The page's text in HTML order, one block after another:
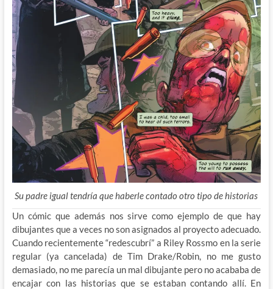
Su padre igual tendría que haberle contado otro tipo de historias
Un cómic que además nos sirve como ejemplo de que hay
dibujantes que a veces no son asignados al proyecto adecuado.
Cuando recientemente “redescubrí” a Riley Rossmo en la serie
regular (ya cancelada) de Tim Drake/Robin, no me gusto
demasiado, no me parecía un mal dibujante pero no acababa de
encajar con las historias que se estaban contando allí. En